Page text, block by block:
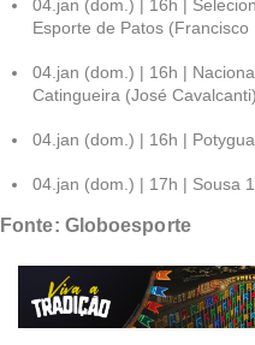
04.jan (dom.) | 16h |
Esporte de Patos (Francisco
04.jan (dom.) | 16h |
Catingueira (José Cavalcanti)
04.jan (dom.) | 16h |
04.jan (dom.) | 17h | Sousa
Fonte: Globoesporte